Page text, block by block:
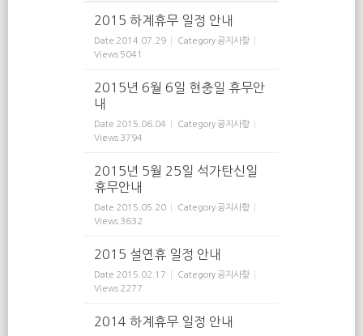
2015 하계휴무 일정 안내
Date 2014.07.29 Category공지사항
Views 5041
2015년 6월 6일 현충일 휴무안
내
Date 2015.06.04 Category공지사항
Views 3794
2015년 5월 25일 석가탄신일
휴무안내
Date 2015.05.20 Category공지사항
Views 3632
2015 설연휴 일정 안내
Date 2015.02.17 Category공지사항
Views 2277
2014 하계휴무 일정 안내